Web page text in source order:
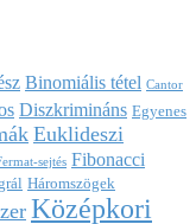
Binomiális tétel Cantor
Diszkrimináns Egyenes
Euklideszi
sejtés Fibonacci
Háromszögek
Középkori